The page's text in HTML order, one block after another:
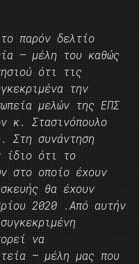
παρόν δελτίο
– μέλη του καθώς
ότι τις
την
μελών της ΕΠΣ
κ. Στασινόπουλο
Στη συνάντηση
ίδιο ότι το
στο οποίο έχουν
θα έχουν
2020 .Από αυτήν
να
– μέλη μας που